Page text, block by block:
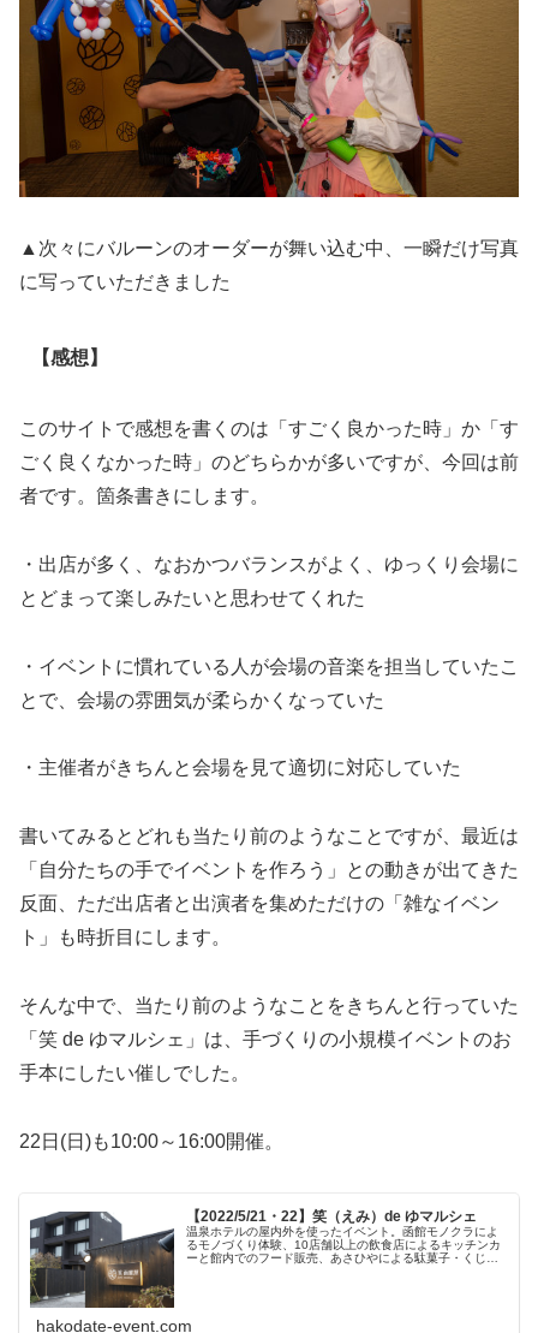
▲次々にバルーンのオーダーが舞い込む中、一瞬だけ写真
に写っていただきました
【感想】
このサイトで感想を書くのは「すごく良かった時」か「す
ごく良くなかった時」のどちらかが多いですが、今回は前
者です。箇条書きにします。
・出店が多く、なおかつバランスがよく、ゆっくり会場に
とどまって楽しみたいと思わせてくれた
・イベントに慣れている人が会場の音楽を担当していたこ
とで、会場の雰囲気が柔らかくなっていた
・主催者がきちんと会場を見て適切に対応していた
書いてみるとどれも当たり前のようなことですが、最近は
「自分たちの手でイベントを作ろう」との動きが出てきた
反面、ただ出店者と出演者を集めただけの「雑なイベン
ト」も時折目にします。
そんな中で、当たり前のようなことをきちんと行っていた
「笑 de ゆマルシェ」は、手づくりの小規模イベントのお
手本にしたい催しでした。
22日(日)も10:00～16:00開催。
【2022/5/21・22】笑（えみ）de ゆマルシェ
温泉ホテルの屋内外を使ったイベント。函館モノクラによ
るモノづくり体験、10店舗以上の飲食店によるキッチンカ
ーと館内でのフード販売、あさひやによる駄菓子・くじの
hakodate-event.com